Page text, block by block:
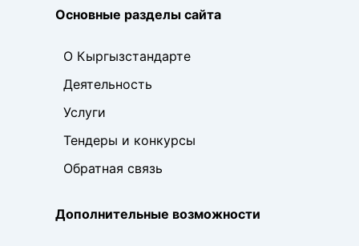
Основные разделы сайта
Дополнительные возможности
О Кыргызстандарте
Деятельность
Услуги
Тендеры и конкурсы
Обратная связь